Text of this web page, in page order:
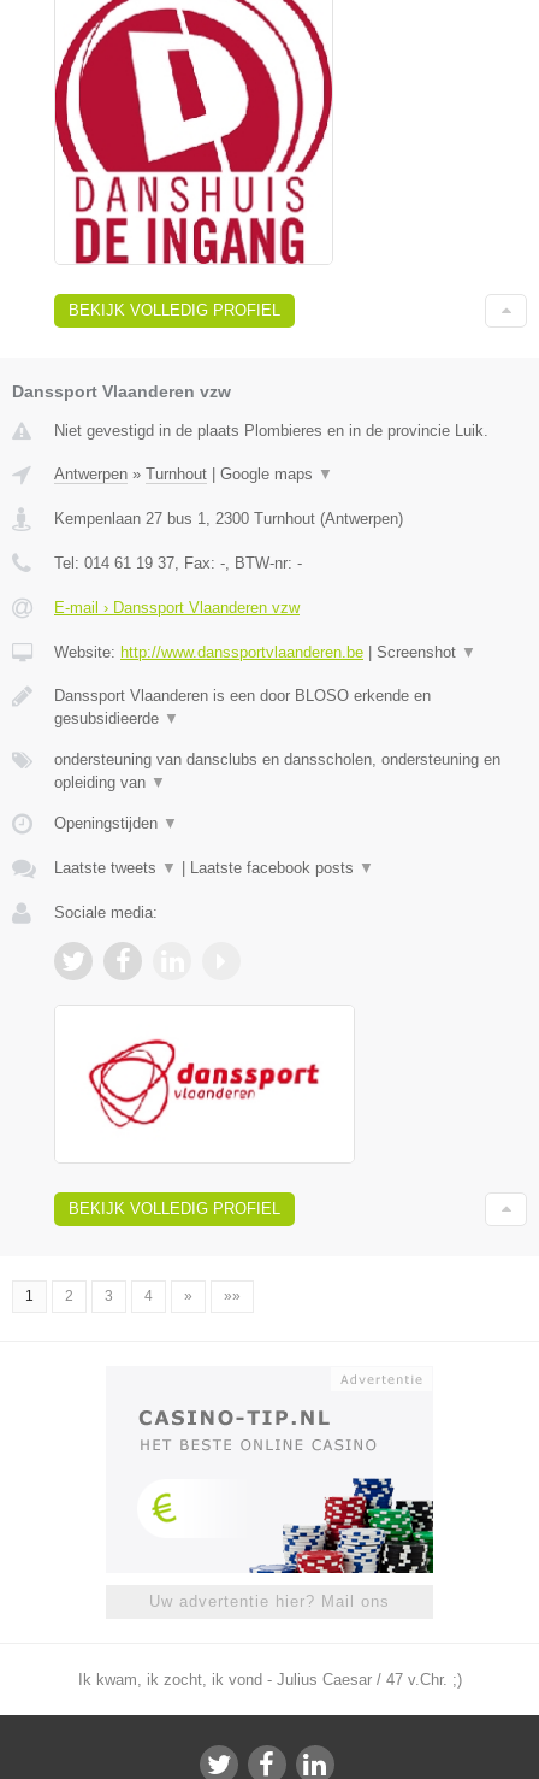
BEKIJK VOLLEDIG PROFIEL
Danssport Vlaanderen vzw
Niet gevestigd in de plaats Plombieres en in de provincie Luik.
Antwerpen » Turnhout Google maps ▼
Kempenlaan 27 bus 1 2300 Turnhout (Antwerpen)
Tel: 014 61 19 37 , Fax: - , BTW-nr: -
E-mail › Danssport Vlaanderen vzw
Website: http://www.danssportvlaanderen.be Screenshot ▼
Danssport Vlaanderen is een door BLOSO erkende en
gesubsidieerde ▼
ondersteuning van dansclubs en dansscholen, ondersteuning en
opleiding van ▼
Openingstijden ▼
Laatste tweets ▼ Laatste facebook posts ▼
Sociale media:
BEKIJK VOLLEDIG PROFIEL
1 2 3 4 » »»
Uw advertentie hier? Mail ons
Ik kwam, ik zocht, ik vond - Julius Caesar / 47 v.Chr. ;)